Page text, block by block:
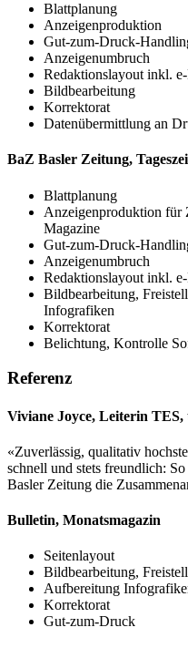
Blattplanung
Anzeigenproduktion
Gut-zum-Druck-
Anzeigenumbruch
Redaktionslayout inkl.
Bildbearbeitung
Korrektorat
Datenübermittlung an
BaZ Basler Zeitung,
Blattplanung
Anzeigenproduktion für
Magazine
Gut-zum-Druck-
Anzeigenumbruch
Redaktionslayout inkl.
Bildbearbeitung,
Infografiken
Korrektorat
Belichtung, Kontrolle
Referenz
Viviane Joyce, Leiterin TES,
«Zuverlässig, qualitativ
schnell und stets freundlich:
Basler Zeitung die
Bulletin, Monatsmagazin
Seitenlayout
Bildbearbeitung,
Aufbereitung
Korrektorat
Gut-zum-Druck